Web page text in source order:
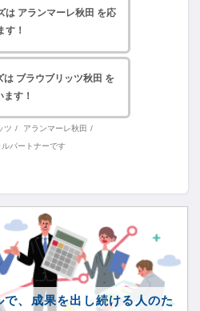
は アランマーレ秋田 を応
す！
は ブラウブリッツ秋田 を
す！
ツ / アランマーレ秋田 /
パートナーです
、成果を出し続ける人のた